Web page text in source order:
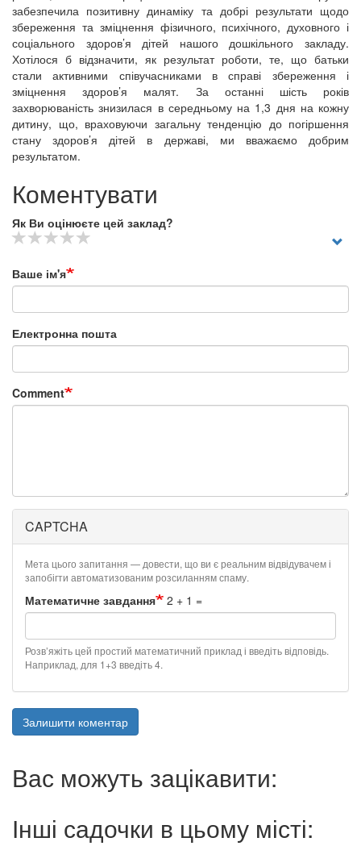
забезпечила позитивну динаміку та добрі результати щодо
збереження та зміцнення фізичного, психічного, духовного і
соціального здоров’я дітей нашого дошкільного закладу.
Хотілося б відзначити, як результат роботи, те, що батьки
стали активними співучасниками в справі збереження і
зміцнення здоров’я малят. За останні шість років
захворюваність знизилася в середньому на 1,3 дня на кожну
дитину, що, враховуючи загальну тенденцію до погіршення
стану здоров’я дітей в державі, ми вважаємо добрим
результатом.
Коментувати
Як Ви оцінюєте цей заклад?
Ваше ім'я
Електронна пошта
Comment
CAPTCHA
Мета цього запитання — довести, що ви є реальним відвідувачем і
запобігти автоматизованим розсиланням спаму.
Математичне завдання 2 + 1 =
Розв’яжіть цей простий математичний приклад і введіть відповідь.
Наприклад, для 1+3 введіть 4.
Залишити коментар
Вас можуть зацікавити:
Інші садочки в цьому місті: